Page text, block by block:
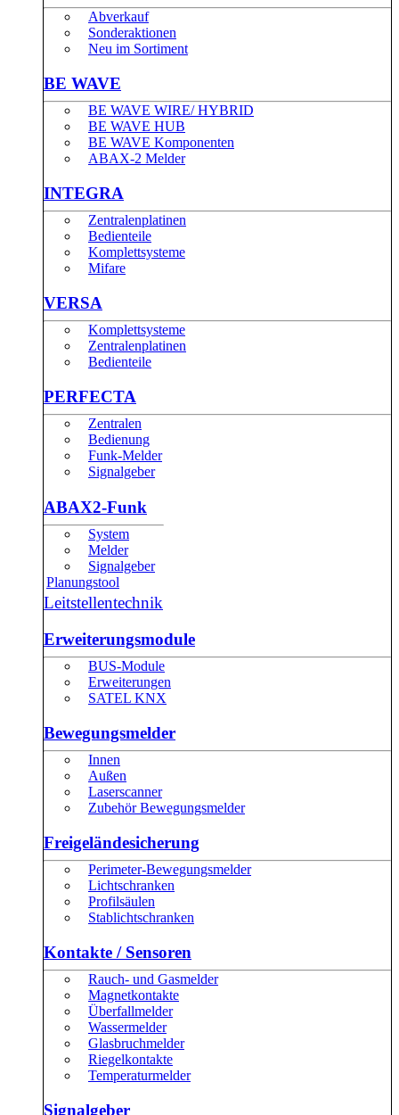
Abverkauf
Sonderaktionen
Neu im Sortiment
BE WAVE
BE WAVE WIRE/ HYBRID
BE WAVE HUB
BE WAVE Komponenten
ABAX-2 Melder
INTEGRA
Zentralenplatinen
Bedienteile
Komplettsysteme
Mifare
VERSA
Komplettsysteme
Zentralenplatinen
Bedienteile
PERFECTA
Zentralen
Bedienung
Funk-Melder
Signalgeber
ABAX2-Funk
System
Melder
Signalgeber
Planungstool
Leitstellentechnik
Erweiterungsmodule
BUS-Module
Erweiterungen
SATEL KNX
Bewegungsmelder
Innen
Außen
Laserscanner
Zubehör Bewegungsmelder
Freigeländesicherung
Perimeter-Bewegungsmelder
Lichtschranken
Profilsäulen
Stablichtschranken
Kontakte / Sensoren
Rauch- und Gasmelder
Magnetkontakte
Überfallmelder
Wassermelder
Glasbruchmelder
Riegelkontakte
Temperaturmelder
Signalgeber